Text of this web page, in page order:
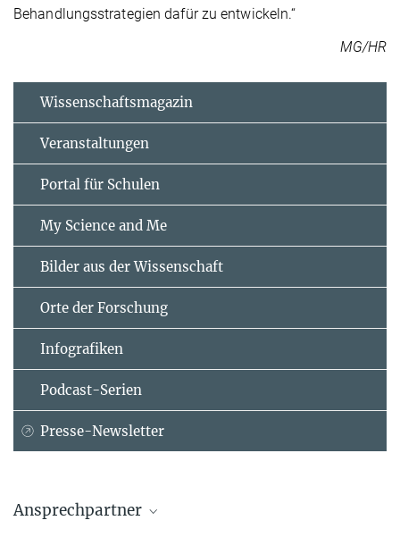
Behandlungsstrategien dafür zu entwickeln.“
MG/HR
Wissenschaftsmagazin
Veranstaltungen
Portal für Schulen
My Science and Me
Bilder aus der Wissenschaft
Orte der Forschung
Infografiken
Podcast-Serien
Presse-Newsletter
Ansprechpartner